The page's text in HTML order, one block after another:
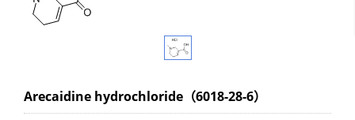
Arecaidine hydrochloride（6018-28-6）